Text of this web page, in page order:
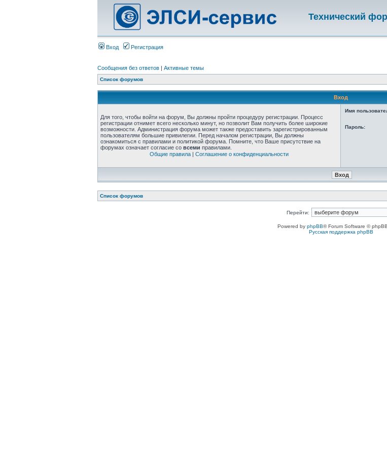
Технический
Вход Регистрация
Сообщения без ответов | Активные темы
Список форумов
Вход
Для того, чтобы войти на форум, Вы должны пройти процедуру регистрации. Процесс
регистрации отнимет всего несколько минут, но позволит Вам получить более широкие
возможности. Администрация форума может также предоставить зарегистрированным
пользователям большие привилегии. Перед началом регистрации, Вы должны
ознакомиться с правилами и политикой форума. Помните, что Ваше присутствие на
форумах означает согласие со всеми правилами.
Общие правила | Соглашение о конфиденциальности
Имя
Пароль:
Список форумов
Перейти:
Powered by phpBB® Forum Software ©
Русская поддержка phpBB